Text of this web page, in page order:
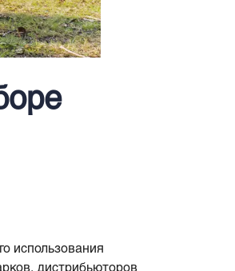
использования
дистрибьюторов